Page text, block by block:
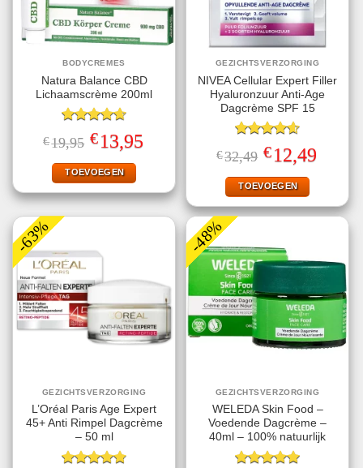
BODYCREMES
Natura Balance CBD
Lichaamscrème 200ml
Gewaardeerd
4.67uit 5
€19,95 Oorspronkelijke
prijs
was:
€19,95.
€13,95prijs
TOEVOEGEN
GEZICHTSVERZORGING
NIVEA Cellular Expert Filler
Hyaluronzuur Anti-Age
Dagcrème SPF 15
Gewaardeerd
4.60uit 5
€32,49 Oorspronkelijke
prijs
was:
€32,49.
€12,49Huidige
prijs
TOEVOEGEN
-63%
GEZICHTSVERZORGING
L’Oréal Paris Age Expert
45+ Anti Rimpel Dagcrème
– 50 ml
-48%
GEZICHTSVERZORGING
WELEDA Skin Food –
Voedende Dagcrème –
40ml – 100% natuurlijk